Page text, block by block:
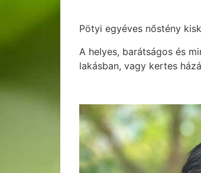
Pötyi egyéves nőstény
A helyes, barátságos és
lakásban, vagy kertes